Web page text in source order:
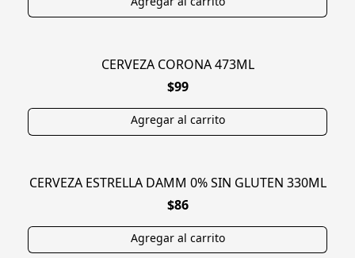
CERVEZA CORONA 473ML
$99
SIN TACC
CERVEZA ESTRELLA DAMM 0% SIN GLUTEN 330ML
$86